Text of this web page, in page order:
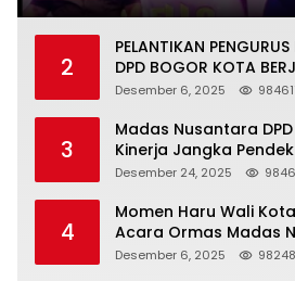
2
PELANTIKAN
DPD BOGOR KOTA
KHIDMAT
Desember 6, 2025
3
Madas Nusantara
Kinerja Jangka
Panjang
Desember 24, 2025
4
Momen Haru Wali
Acara Ormas Madas
Peci Hitam Tinggi
Desember 6, 2025